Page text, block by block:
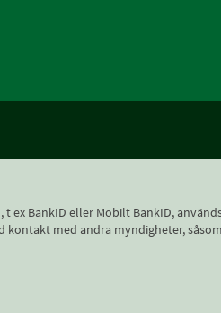
BankID eller Mobilt BankID,
med andra myndigheter,